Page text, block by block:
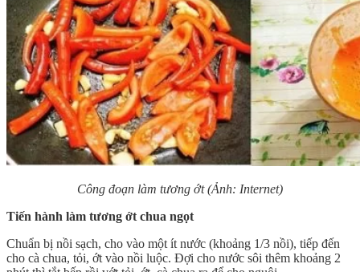
Công đoạn làm tương ớt (Ảnh: Internet)
Tiến hành làm tương ớt chua ngọt
Chuẩn bị nồi sạch, cho vào một ít nước (khoảng 1/3 nồi), tiếp đến
cho cà chua, tỏi, ớt vào nồi luộc. Đợi cho nước sôi thêm khoảng 2